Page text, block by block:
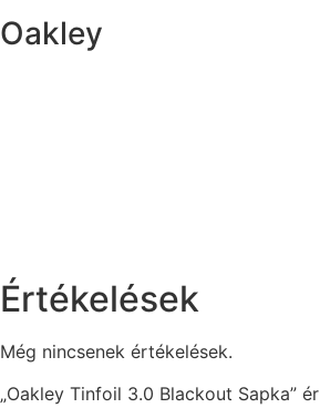
Oakley
Értékelések
Még nincsenek értékelések.
„Oakley Tinfoil 3.0 Blackout Sapka”